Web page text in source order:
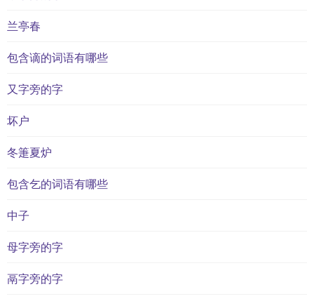
兰亭春
包含谪的词语有哪些
又字旁的字
坏户
冬箑夏炉
包含乞的词语有哪些
中子
母字旁的字
鬲字旁的字